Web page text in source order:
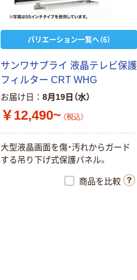
バリエーション一覧へ（6）
サンワサプライ 液晶テレビ保護
フィルター CRT WHG
お届け日 8月19日（水）
￥12,490~ （税込）
大型液晶画面を傷・汚れからガード
する吊り下げ式保護パネル。
商品を比較